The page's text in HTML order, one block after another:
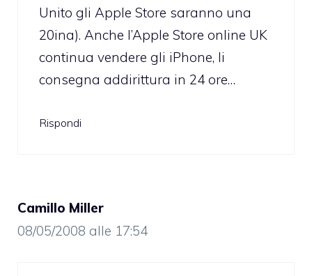
Unito gli Apple Store saranno una
20ina). Anche l’Apple Store online UK
continua vendere gli iPhone, li
consegna addirittura in 24 ore…
Rispondi
Camillo Miller
08/05/2008 alle 17:54